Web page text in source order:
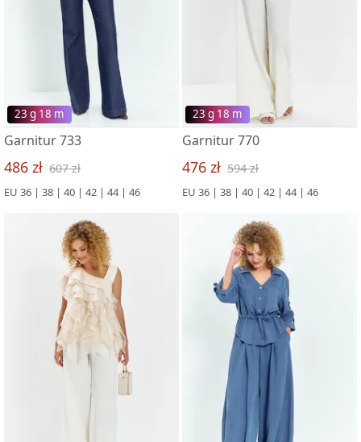
23 g 18 m
Garnitur 733
486 zł 607 zł
EU 36 | 38 | 40 | 42 | 44 | 46
23 g 18 m
Garnitur 770
476 zł 594 zł
EU 36 | 38 | 40 | 42 | 44 | 46